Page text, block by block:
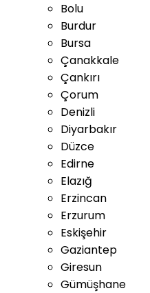
Bolu
Burdur
Bursa
Çanakkale
Çankırı
Çorum
Denizli
Diyarbakır
Düzce
Edirne
Elazığ
Erzincan
Erzurum
Eskişehir
Gaziantep
Giresun
Gümüşhane